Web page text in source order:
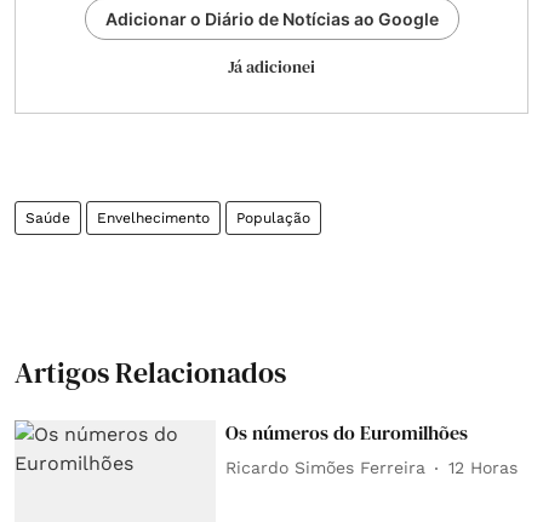
Adicionar o Diário de Notícias ao Google
Já adicionei
Saúde Envelhecimento População
Artigos Relacionados
Os números do Euromilhões
Ricardo Simões Ferreira 12 Horas